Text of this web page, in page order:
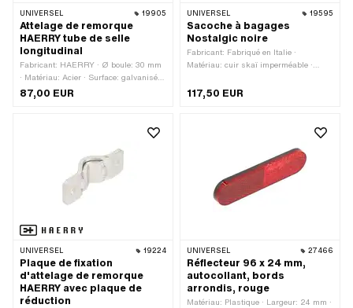
UNIVERSEL 19905
Attelage de remorque
HAERRY tube de selle
longitudinal
Fabricant: HAERRY · Ø boule: 30 mm
· Matériau: Acier · Surface: galvanisé
bleu · Type de filetage: MF8x1 (filetage
fin) · Longueur totale: 200 mm
87,00 EUR
UNIVERSEL 19595
Sacoche à bagages
Nostalgic noire
Fabricant: Fabriqué en Italie ·
Matériau: cuir skaï imperméable ·
Largeur du porte-bagages (jusqu'à):
190 mm · Longueur totale: 360 mm ·
117,50 EUR
UNIVERSEL 19224
Plaque de fixation
d'attelage de remorque
HAERRY avec plaque de
réduction
UNIVERSEL 27466
Réflecteur 96 x 24 mm,
autocollant, bords
arrondis, rouge
Matériau: Plastique · Largeur: 24 mm ·